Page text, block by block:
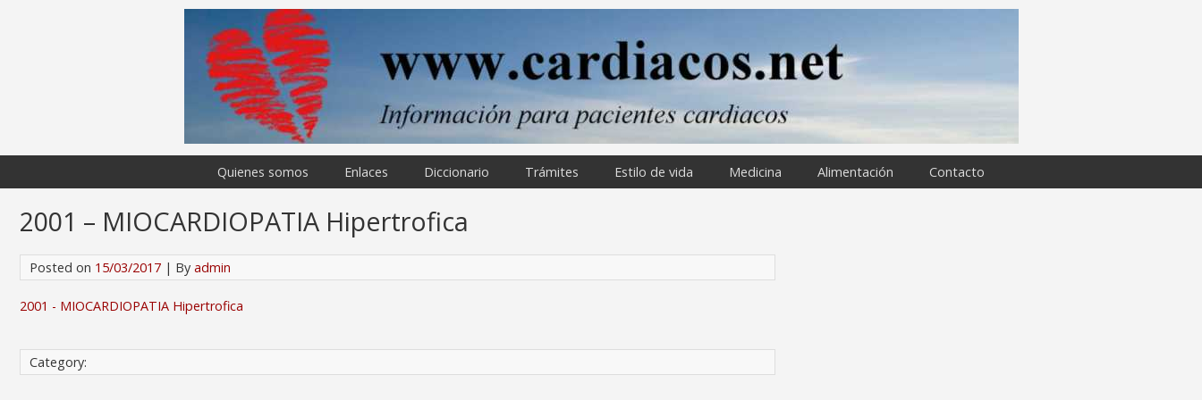
Quienes somos Enlaces Diccionario Trámites Estilo de vida Medicina Alimentación Contacto
2001 – MIOCARDIOPATIA Hipertrofica
Posted on 15/03/2017 | By admin
2001 - MIOCARDIOPATIA Hipertrofica
Category: